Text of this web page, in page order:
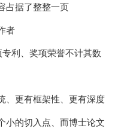
占据了整整一页
者
利、奖项荣誉不计其数
、更有框架性、更有深度
小的切入点、而博士论文